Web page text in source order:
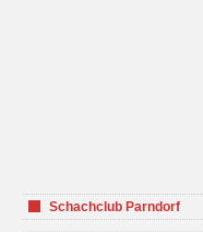
Schachclub Parndorf